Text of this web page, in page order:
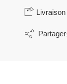
Partager